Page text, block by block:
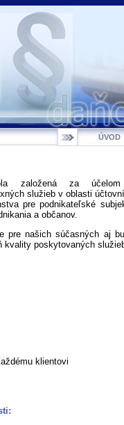
ÚVOD
založená za účelom
služieb v oblasti
pre podnikateľské
a občanov.
pre našich súčasných aj
kvality poskytovaných
klientovi